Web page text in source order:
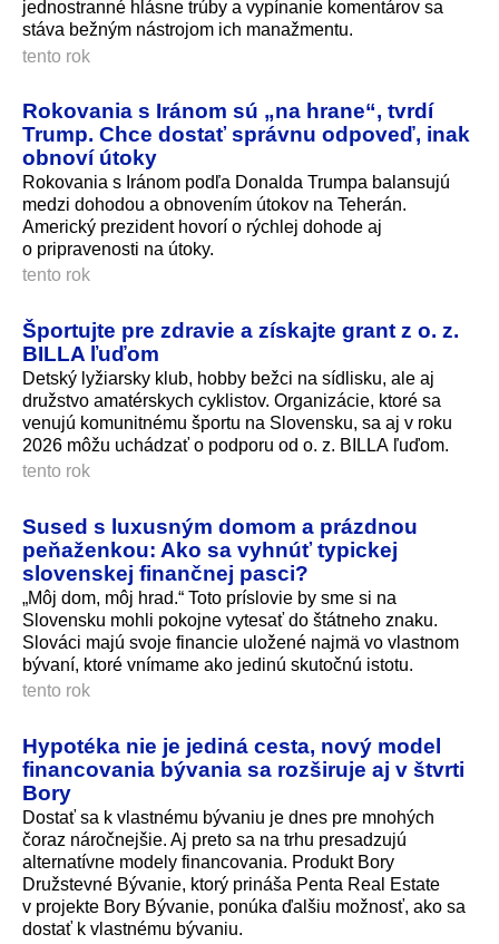
jednostranné hlásne trúby a vypínanie komentárov sa
stáva bežným nástrojom ich manažmentu.
tento rok
Rokovania s Iránom sú „na hrane“, tvrdí
Trump. Chce dostať správnu odpoveď, inak
obnoví útoky
Rokovania s Iránom podľa Donalda Trumpa balansujú
medzi dohodou a obnovením útokov na Teherán.
Americký prezident hovorí o rýchlej dohode aj
o pripravenosti na útoky.
tento rok
Športujte pre zdravie a získajte grant z o. z.
BILLA ľuďom
Detský lyžiarsky klub, hobby bežci na sídlisku, ale aj
družstvo amatérskych cyklistov. Organizácie, ktoré sa
venujú komunitnému športu na Slovensku, sa aj v roku
2026 môžu uchádzať o podporu od o. z. BILLA ľuďom.
tento rok
Sused s luxusným domom a prázdnou
peňaženkou: Ako sa vyhnúť typickej
slovenskej finančnej pasci?
„Môj dom, môj hrad.“ Toto príslovie by sme si na
Slovensku mohli pokojne vytesať do štátneho znaku.
Slováci majú svoje financie uložené najmä vo vlastnom
bývaní, ktoré vnímame ako jedinú skutočnú istotu.
tento rok
Hypotéka nie je jediná cesta, nový model
financovania bývania sa rozširuje aj v štvrti
Bory
Dostať sa k vlastnému bývaniu je dnes pre mnohých
čoraz náročnejšie. Aj preto sa na trhu presadzujú
alternatívne modely financovania. Produkt Bory
Družstevné Bývanie, ktorý prináša Penta Real Estate
v projekte Bory Bývanie, ponúka ďalšiu možnosť, ako sa
dostať k vlastnému bývaniu.